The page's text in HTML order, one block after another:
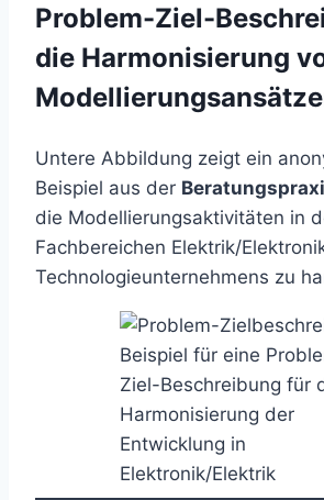
Problem-Ziel-
die Harmonisierung
Untere Abbildung zeigt ein
Beispiel aus der
die Modellierungsaktivitäten in
Fachbereichen Elektrik/
Technologieunternehmens zu
Beispiel für eine
Ziel-Beschreibung für
Harmonisierung der
Entwicklung in
Elektronik/Elektrik